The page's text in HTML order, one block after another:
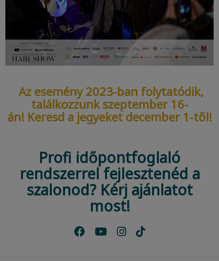
Az esemény 2023-ban folytatódik,
találkozzunk szeptember 16-
án! Keresd a jegyeket december 1-től!
​​​Profi időpontfoglaló
rendszerrel fejlesztenéd a
szalonod? Kérj ajánlatot
most!